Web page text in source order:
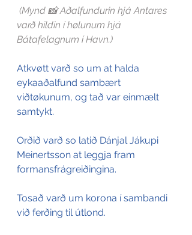
(Mynd 📸 Aðalfundurin hjá Antares
varð hildin í hølunum hjá
Bátafelagnum í Havn.)
Atkvøtt varð so um at halda
eykaaðalfund sambært
viðtøkunum, og tað var einmælt
samtykt.
Orðið varð so latið Dánjal Jákupi
Meinertsson at leggja fram
formansfrágreiðingina.
Tosað varð um korona í sambandi
við ferðing til útlond.